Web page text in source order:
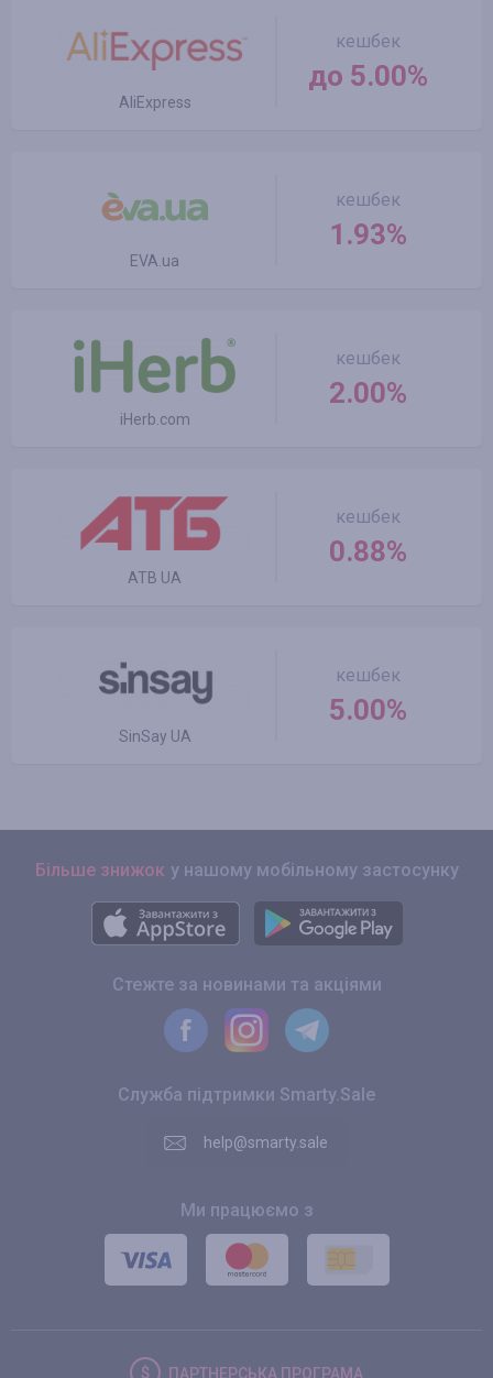
AliExpress
кешбек
до 5.00%
EVA.ua
кешбек
1.93%
iHerb.com
кешбек
2.00%
ATB UA
кешбек
0.88%
SinSay UA
кешбек
5.00%
Більше знижок у нашому мобільному застосунку
Стежте за новинами та акціями
Служба підтримки Smarty.Sale
help@smarty.sale
Ми працюємо з
ПАРТНЕРСЬКА ПРОГРАМА